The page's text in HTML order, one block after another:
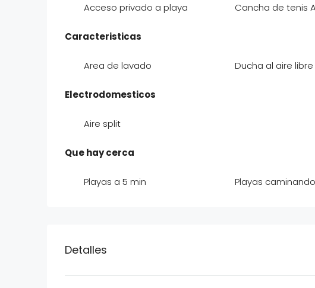
Acceso privado a playa Cancha de tenis
Caracteristicas
Area de lavado Ducha al aire libre
Electrodomesticos
Aire split
Que hay cerca
Playas a 5 min Playas caminando
Detalles